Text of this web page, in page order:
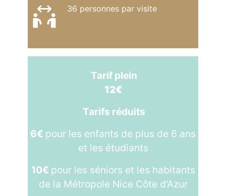
36 personnes par visite
Tarif plein
12€
Tarifs réduits
6€ pour les enfants de plus de 6 ans
et les étudiants
10€ pour les séniors et les habitants
de la Métropole Nice Côte d'Azur